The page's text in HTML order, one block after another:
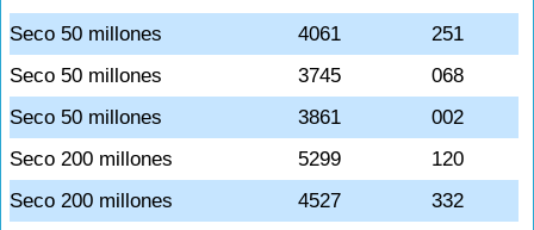
Seco 50 millones
4061
251
Seco 50 millones
3745
068
Seco 50 millones
3861
002
Seco 200 millones
5299
120
Seco 200 millones
4527
332